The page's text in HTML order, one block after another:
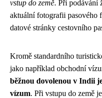
vstup do země. Při podávání
aktuální fotografii pasového
datové stránky cestovního
Kromě standardního
jako například obchodní
běžnou dovolenou v Indii
vízum. Při vstupu do země